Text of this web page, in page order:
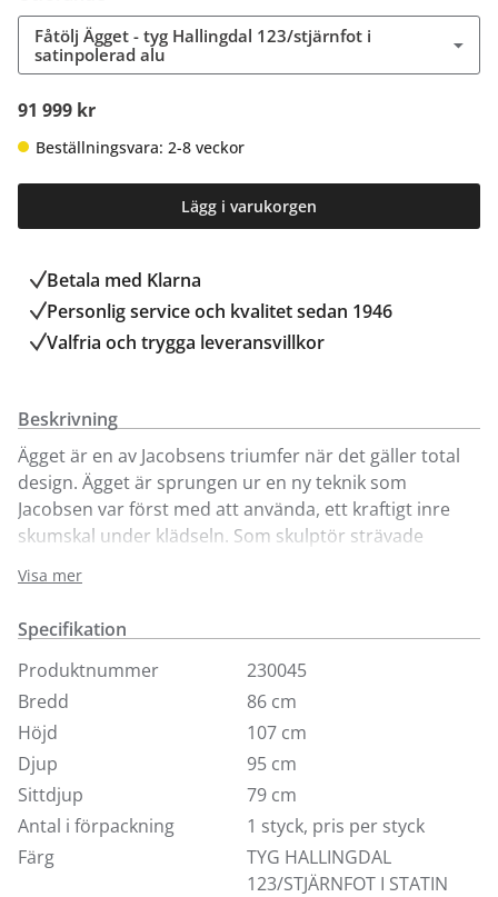
Fåtölj Ägget - tyg Hallingdal 123/stjärnfot i
satinpolerad alu
91 999 kr
Beställningsvara: 2-8 veckor
Lägg i varukorgen
Betala med Klarna
Personlig service och kvalitet sedan 1946
Valfria och trygga leveransvillkor
Beskrivning
Ägget är en av Jacobsens triumfer när det gäller total
design. Ägget är sprungen ur en ny teknik som
Jacobsen var först med att använda, ett kraftigt inre
skumskal under klädseln. Som skulptör strävade
hemma i sitt eget garage. Tack vare den unika formen
garanterar ägget lite privatliv inom det i övrigt
offentliga rummet och ägget - med eller utan fotpall -
är perfekt för både lounge, väntrum och i hemmet.
Denna säljs med snurr utan returdrag.
Visa mer
Specifikation
Produktnummer
230045
Bredd
86 cm
Höjd
107 cm
Djup
95 cm
Sittdjup
79 cm
Antal i förpackning
1 styck, pris per styck
Färg
TYG HALLINGDAL
123/STJÄRNFOT I STATIN